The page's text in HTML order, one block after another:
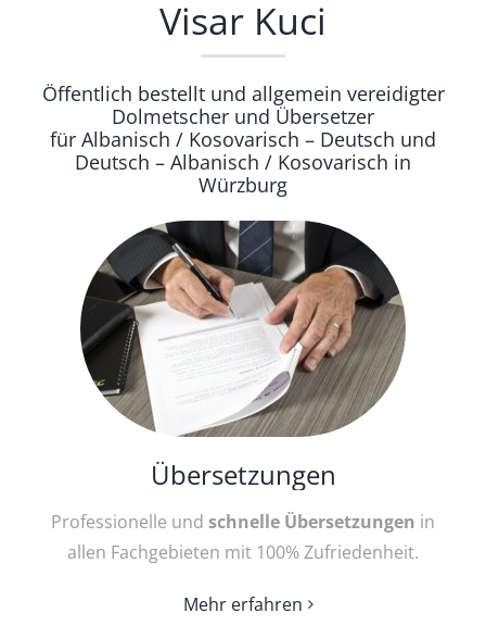
Visar Kuci
Öffentlich bestellt und allgemein vereidigter
Dolmetscher und Übersetzer
für Albanisch / Kosovarisch – Deutsch und
Deutsch – Albanisch / Kosovarisch in
Würzburg
Übersetzungen
Pro­fessionelle und schnelle Über­setz­ungen in
allen Fachgebieten mit 100% Zufriedenheit.
Mehr erfahren